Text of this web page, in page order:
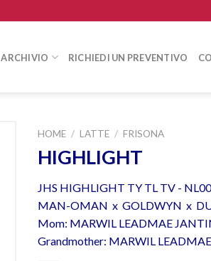
ARCHIVIO RICHIEDI UN PREVENTIVO
HOME / LATTE / FRISONA
HIGHLIGHT
JHS HIGHLIGHT TY TL TV -
MAN-OMAN x GOLDWYN x
Mom: MARWIL LEADMAE
Grandmother: MARWIL